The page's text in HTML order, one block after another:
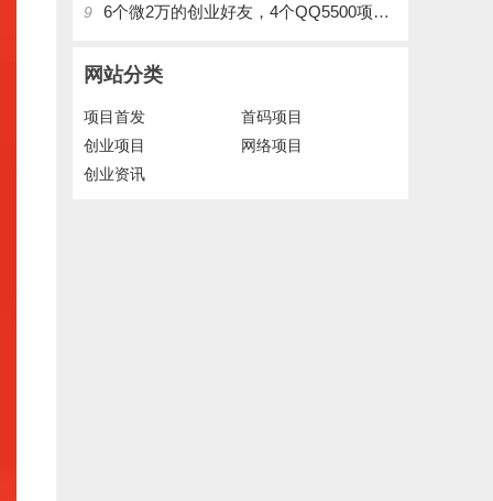
9 6个微2万的创业好友，4个QQ5500项目好友，QQ每天在线人数2400人、承接朋友圈广告投放
网站分类
项目首发
首码项目
创业项目
网络项目
创业资讯